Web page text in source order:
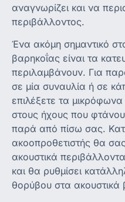
αναγνωρίζει και να
περιβάλλοντος.
Ένα ακόμη σημαντικό
βαρηκοΐας είναι τα
περιλαμβάνουν. Για
σε μία συναυλία ή σε
επιλέξετε τα
στους ήχους που
παρά από πίσω σας.
ακοοπροθετιστής θα
ακουστικά
και θα ρυθμίσει
θορύβου στα ακουστικά